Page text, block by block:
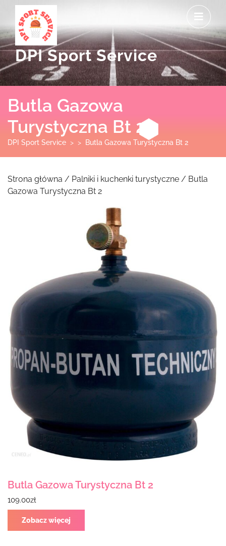
content
DPI Sport Service
Butla Gazowa
Turystyczna Bt 2
DPI Sport Service > > Butla Gazowa Turystyczna Bt 2
Strona główna / Palniki i kuchenki turystyczne / Butla
Gazowa Turystyczna Bt 2
Butla Gazowa Turystyczna Bt 2
109.00zł
Zobacz więcej